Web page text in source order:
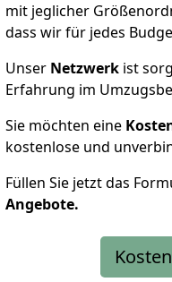
mit jeglicher
dass wir für jedes
Unser Netzwerk ist
Erfahrung im
Sie möchten eine
kostenlose und
Füllen Sie jetzt das
Angebote.